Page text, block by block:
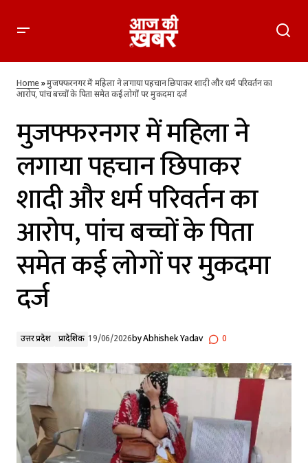
का आरोप, पांच बच्चों के पिता समेत कई लोगों पर मुकदमा दर्ज
Home»मुजफ्फरनगर में महिला ने लगाया पहचान छिपाकर शादी और धर्म परिवर्तन का
आरोप, पांच बच्चों के पिता समेत कई लोगों पर मुकदमा दर्ज
मुजफ्फरनगर में महिला ने
लगाया पहचान छिपाकर
शादी और धर्म परिवर्तन का
आरोप, पांच बच्चों के पिता
समेत कई लोगों पर मुकदमा
दर्ज
उत्तर प्रदेश प्रादेशिक 19/06/2026byAbhishek Yadav 0